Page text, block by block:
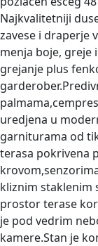
Najkvalitetniji
zavese i draperje
menja boje, greje
grejanje plus
uredjena u
garniturama od
terasa pokrivena
kliznim staklenim
prostor terase
je pod vedrim
kamere.Stan je